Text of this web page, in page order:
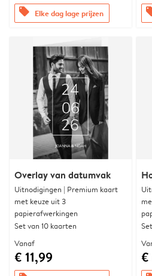
offers Elke dag lage prijzen
Overlay van datumvak
Uitnodigingen | Premium kaart
met keuze uit 3
papierafwerkingen
Set van 10 kaarten
Vanaf
€ 11,99 €